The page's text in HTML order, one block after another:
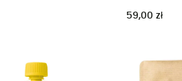
59,00 zł